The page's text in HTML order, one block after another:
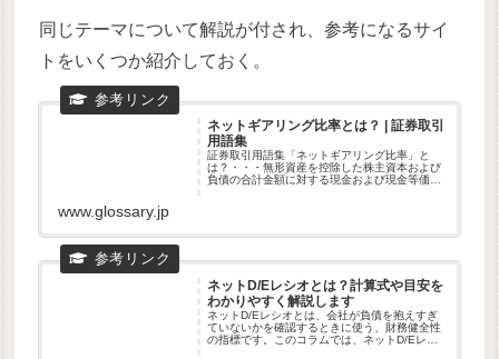
同じテーマについて解説が付され、参考になるサイ
トをいくつか紹介しておく。
ネットギアリング比率とは？ | 証券取引
用語集
証券取引用語集「ネットギアリング比率」と
は？・・・無形資産を控除した株主資本および
負債の合計金額に対する現金および現金等価物
www.glossary.jp
ネットD/Eレシオとは？計算式や目安を
わかりやすく解説します
ネットD/Eレシオとは、会社が負債を抱えすぎ
ていないかを確認するときに使う、財務健全性
の指標です。このコラムでは、ネットD/Eレシ